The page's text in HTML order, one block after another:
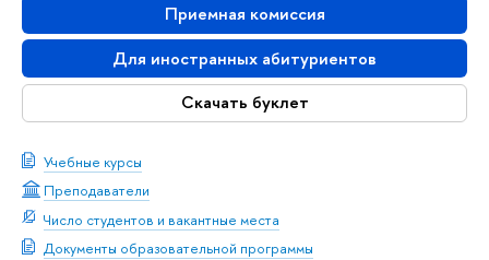
Приемная комиссия
Для иностранных абитуриентов
Скачать буклет
Учебные курсы
Преподаватели
Число студентов и вакантные места
Документы образовательной программы